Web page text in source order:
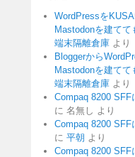
WordPressを
Mastodonを建て
端末隔離倉庫 より
Bloggerから
Mastodonを建て
端末隔離倉庫 より
Compaq 8200 SFF
に 名無し より
Compaq 8200 SFF
に 平朝 より
Compaq 8200 SFF